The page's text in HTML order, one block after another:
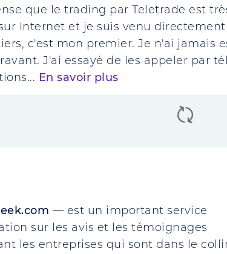
que le trading par Teletrade est
Internet et je suis venu
c'est mon premier. Je n'ai jamais
J'ai essayé de les appeler par
En savoir plus
— est un important service
sur les avis et les témoignages
les entreprises qui sont dans le